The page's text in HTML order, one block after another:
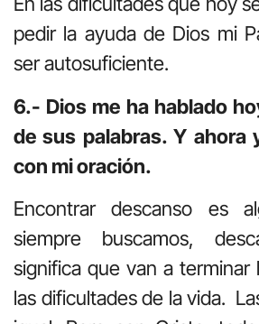
pedir la ayuda de Dios mi
ser autosuficiente.
6.- Dios me ha hablado
de sus palabras. Y ahora
con mi oración.
Encontrar descanso es
siempre buscamos,
significa que van a terminar
las dificultades de la vida.